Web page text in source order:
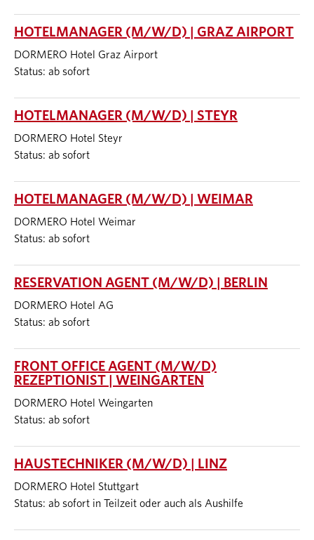
HOTELMANAGER (M/W/D) | GRAZ AIRPORT
DORMERO Hotel Graz Airport
Status: ab sofort
HOTELMANAGER (M/W/D) | STEYR
DORMERO Hotel Steyr
Status: ab sofort
HOTELMANAGER (M/W/D) | WEIMAR
DORMERO Hotel Weimar
Status: ab sofort
RESERVATION AGENT (M/W/D) | BERLIN
DORMERO Hotel AG
Status: ab sofort
FRONT OFFICE AGENT (M/W/D)
REZEPTIONIST | WEINGARTEN
DORMERO Hotel Weingarten
Status: ab sofort
HAUSTECHNIKER (M/W/D) | LINZ
DORMERO Hotel Stuttgart
Status: ab sofort in Teilzeit oder auch als Aushilfe